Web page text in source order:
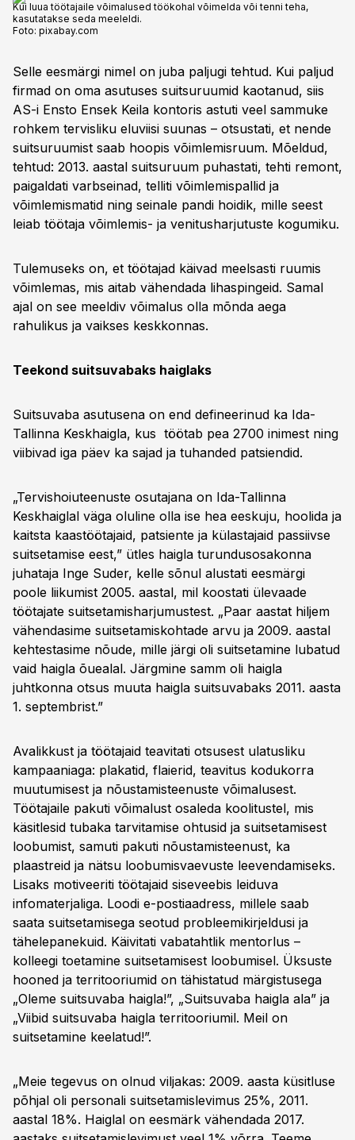
Kui luua töötajaile võimalused töökohal võimelda või tenni teha,
kasutatakse seda meeleldi.
Foto: pixabay.com
Selle eesmärgi nimel on juba paljugi tehtud. Kui paljud
firmad on oma asutuses suitsuruumid kaotanud, siis
AS-i Ensto Ensek Keila kontoris astuti veel sammuke
rohkem tervisliku eluviisi suunas – otsustati, et nende
suitsuruumist saab hoopis võimlemisruum. Mõeldud,
tehtud: 2013. aastal suitsuruum puhastati, tehti remont,
paigaldati varbseinad, telliti võimlemispallid ja
võimlemismatid ning seinale pandi hoidik, mille seest
leiab töötaja võimlemis- ja venitusharjutuste kogumiku.
Tulemuseks on, et töötajad käivad meelsasti ruumis
võimlemas, mis aitab vähendada lihaspingeid. Samal
ajal on see meeldiv võimalus olla mõnda aega
rahulikus ja vaikses keskkonnas.
Teekond suitsuvabaks haiglaks
Suitsuvaba asutusena on end defineerinud ka Ida-
Tallinna Keskhaigla, kus töötab pea 2700 inimest ning
viibivad iga päev ka sajad ja tuhanded patsiendid.
„Tervishoiuteenuste osutajana on Ida-Tallinna
Keskhaiglal väga oluline olla ise hea eeskuju, hoolida ja
kaitsta kaastöötajaid, patsiente ja külastajaid passiivse
suitsetamise eest,” ütles haigla turundusosakonna
juhataja Inge Suder, kelle sõnul alustati eesmärgi
poole liikumist 2005. aastal, mil koostati ülevaade
töötajate suitsetamisharjumustest. „Paar aastat hiljem
vähendasime suitsetamiskohtade arvu ja 2009. aastal
kehtestasime nõude, mille järgi oli suitsetamine lubatud
vaid haigla õuealal. Järgmine samm oli haigla
juhtkonna otsus muuta haigla suitsuvabaks 2011. aasta
1. septembrist.”
Avalikkust ja töötajaid teavitati otsusest ulatusliku
kampaaniaga: plakatid, flaierid, teavitus kodukorra
muutumisest ja nõustamisteenuste võimalusest.
Töötajaile pakuti võimalust osaleda koolitustel, mis
käsitlesid tubaka tarvitamise ohtusid ja suitsetamisest
loobumist, samuti pakuti nõustamisteenust, ka
plaastreid ja nätsu loobumisvaevuste leevendamiseks.
Lisaks motiveeriti töötajaid siseveebis leiduva
infomaterjaliga. Loodi e-postiaadress, millele saab
saata suitsetamisega seotud probleemikirjeldusi ja
tähelepanekuid. Käivitati vabatahtlik mentorlus –
kolleegi toetamine suitsetamisest loobumisel. Üksuste
hooned ja territooriumid on tähistatud märgistusega
„Oleme suitsuvaba haigla!”, „Suitsuvaba haigla ala” ja
„Viibid suitsuvaba haigla territooriumil. Meil on
suitsetamine keelatud!”.
„Meie tegevus on olnud viljakas: 2009. aasta küsitluse
põhjal oli personali suitsetamislevimus 25%, 2011.
aastal 18%. Haiglal on eesmärk vähendada 2017.